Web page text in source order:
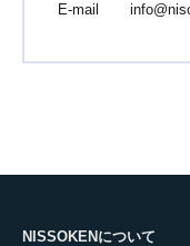
E-mail
NISSOKENについて